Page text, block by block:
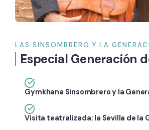
LAS SINSOMBRERO Y LA
Especial Generación
Gymkhana Sinsombrero y la
Visita teatralizada: la Sevilla de la